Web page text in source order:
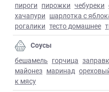
пироги пирожки чебуреки
хачапури шарлотка с
рогалики тесто домашнее
Соусы
бешамель горчица
майонез маринад
к мясу